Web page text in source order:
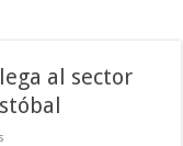
al sector